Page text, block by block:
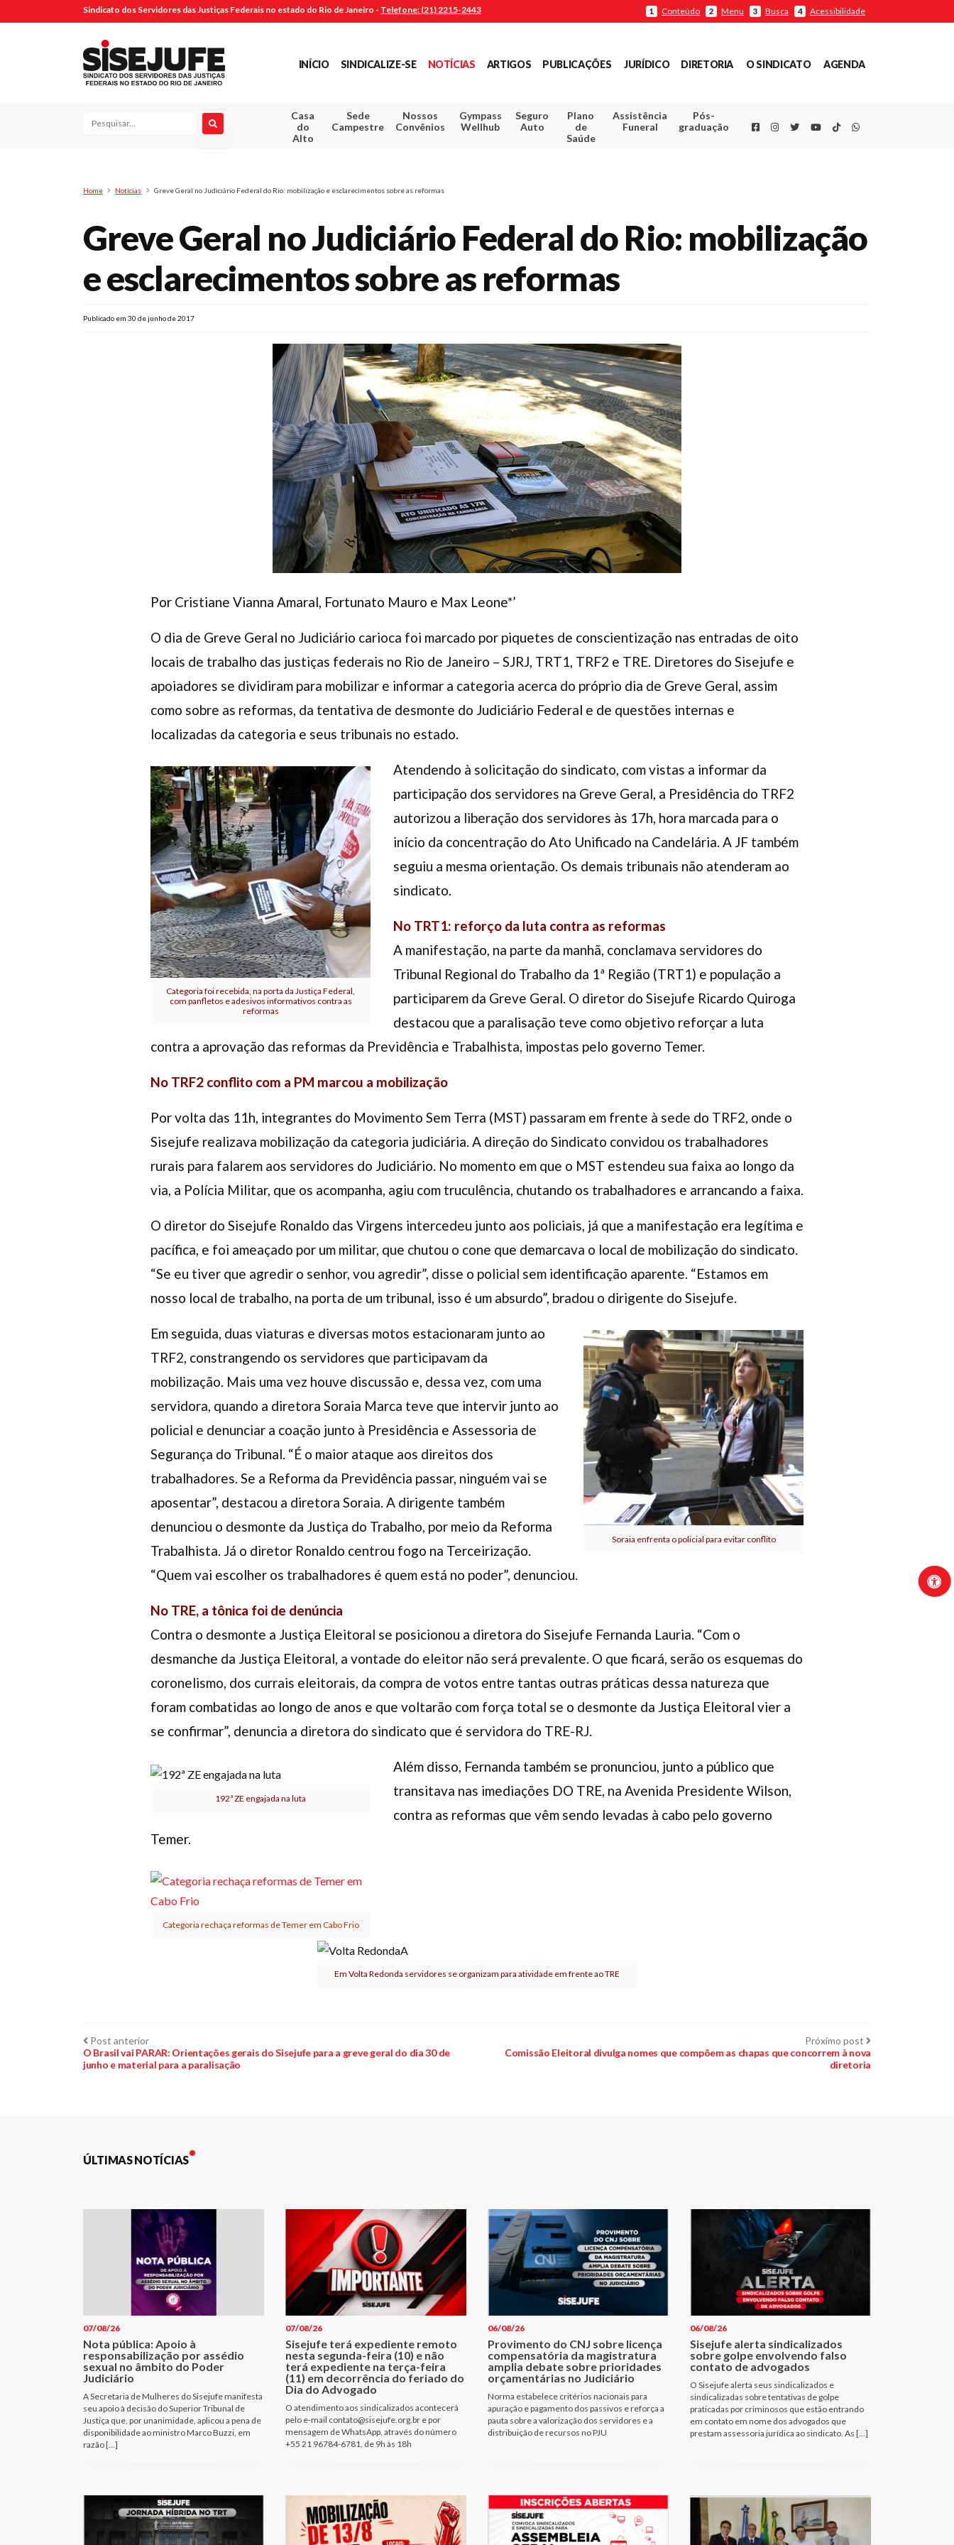
Sindicato dos Servidores das Justiças Federais no estado do Rio de Janeiro - Telefone: (21) 2215-2443 1 Conteúdo 2 Menu 3 Busca 4 Acessibilidade
INÍCIO SINDICALIZE-SE NOTÍCIAS ARTIGOS PUBLICAÇÕES JURÍDICO DIRETORIA O SINDICATO AGENDA
Pesquisa
Casa
do
Alto
Sede
Campestre
Nossos
Convênios
Gympass
Wellhub
Seguro
Auto
Plano
de
Saúde
Assistência
Funeral
Pós-
graduação
FacebookInstagram
TwitterYoutube
TikTokWhatsapp
Home Notícias Greve Geral no Judiciário Federal do Rio: mobilização e esclarecimentos sobre as reformas
Greve Geral no Judiciário Federal do Rio: mobilização
e esclarecimentos sobre as reformas
Publicado em 30 de junho de 2017
Por Cristiane Vianna Amaral, Fortunato Mauro e Max Leone*’
O dia de Greve Geral no Judiciário carioca foi marcado por piquetes de conscientização nas entradas de oito
locais de trabalho das justiças federais no Rio de Janeiro – SJRJ, TRT1, TRF2 e TRE. Diretores do Sisejufe e
apoiadores se dividiram para mobilizar e informar a categoria acerca do próprio dia de Greve Geral, assim
como sobre as reformas, da tentativa de desmonte do Judiciário Federal e de questões internas e
localizadas da categoria e seus tribunais no estado.
Categoria foi recebida, na porta da Justiça Federal,
com panfletos e adesivos informativos contra as
reformas
Atendendo à solicitação do sindicato, com vistas a informar da
participação dos servidores na Greve Geral, a Presidência do TRF2
autorizou a liberação dos servidores às 17h, hora marcada para o
início da concentração do Ato Unificado na Candelária. A JF também
seguiu a mesma orientação. Os demais tribunais não atenderam ao
sindicato.
No TRT1: reforço da luta contra as reformas
A manifestação, na parte da manhã, conclamava servidores do
Tribunal Regional do Trabalho da 1ª Região (TRT1) e população a
participarem da Greve Geral. O diretor do Sisejufe Ricardo Quiroga
destacou que a paralisação teve como objetivo reforçar a luta
contra a aprovação das reformas da Previdência e Trabalhista, impostas pelo governo Temer.
No TRF2 conflito com a PM marcou a mobilização
Por volta das 11h, integrantes do Movimento Sem Terra (MST) passaram em frente à sede do TRF2, onde o
Sisejufe realizava mobilização da categoria judiciária. A direção do Sindicato convidou os trabalhadores
rurais para falarem aos servidores do Judiciário. No momento em que o MST estendeu sua faixa ao longo da
via, a Polícia Militar, que os acompanha, agiu com truculência, chutando os trabalhadores e arrancando a faixa.
O diretor do Sisejufe Ronaldo das Virgens intercedeu junto aos policiais, já que a manifestação era legítima e
pacífica, e foi ameaçado por um militar, que chutou o cone que demarcava o local de mobilização do sindicato.
“Se eu tiver que agredir o senhor, vou agredir”, disse o policial sem identificação aparente. “Estamos em
nosso local de trabalho, na porta de um tribunal, isso é um absurdo”, bradou o dirigente do Sisejufe.
Soraia enfrenta o policial para evitar conflito
Em seguida, duas viaturas e diversas motos estacionaram junto ao
TRF2, constrangendo os servidores que participavam da
mobilização. Mais uma vez houve discussão e, dessa vez, com uma
servidora, quando a diretora Soraia Marca teve que intervir junto ao
policial e denunciar a coação junto à Presidência e Assessoria de
Segurança do Tribunal. “É o maior ataque aos direitos dos
trabalhadores. Se a Reforma da Previdência passar, ninguém vai se
aposentar”, destacou a diretora Soraia. A dirigente também
denunciou o desmonte da Justiça do Trabalho, por meio da Reforma
Trabalhista. Já o diretor Ronaldo centrou fogo na Terceirização.
“Quem vai escolher os trabalhadores é quem está no poder”, denunciou.
No TRE, a tônica foi de denúncia
Contra o desmonte a Justiça Eleitoral se posicionou a diretora do Sisejufe Fernanda Lauria. “Com o
desmanche da Justiça Eleitoral, a vontade do eleitor não será prevalente. O que ficará, serão os esquemas do
coronelismo, dos currais eleitorais, da compra de votos entre tantas outras práticas dessa natureza que
foram combatidas ao longo de anos e que voltarão com força total se o desmonte da Justiça Eleitoral vier a
se confirmar”, denuncia a diretora do sindicato que é servidora do TRE-RJ.
192ª ZE engajada na luta
Além disso, Fernanda também se pronunciou, junto a público que
transitava nas imediações DO TRE, na Avenida Presidente Wilson,
contra as reformas que vêm sendo levadas à cabo pelo governo
Temer.
Categoria rechaça reformas de Temer em Cabo Frio
Em Volta Redonda servidores se organizam para atividade em frente ao TRE
Navegação
de
Post anteriorPost
anterior:
O Brasil vai PARAR: Orientações gerais do Sisejufe para a greve geral do dia 30 de
junho e material para a paralisação
Próximo post Próximo
Comissão Eleitoral divulga nomes que compõem as chapas que concorrem à nova
diretoria
ÚLTIMAS NOTÍCIAS
07/08/26
Nota pública: Apoio à
responsabilização por assédio
sexual no âmbito do Poder
Judiciário
A Secretaria de Mulheres do Sisejufe manifesta
seu apoio à decisão do Superior Tribunal de
Justiça que, por unanimidade, aplicou a pena de
disponibilidade ao ministro Marco Buzzi, em
razão […]
07/08/26
Sisejufe terá expediente remoto
nesta segunda-feira (10) e não
terá expediente na terça-feira
(11) em decorrência do feriado do
Dia do Advogado
O atendimento aos sindicalizados acontecerá
pelo e-mail contato@sisejufe.org.br e por
mensagem de WhatsApp, através do número
+55 21 96784-6781, de 9h às 18h
06/08/26
Provimento do CNJ sobre licença
compensatória da magistratura
amplia debate sobre prioridades
orçamentárias no Judiciário
Norma estabelece critérios nacionais para
apuração e pagamento dos passivos e reforça a
pauta sobre a valorização dos servidores e a
distribuição de recursos no PJU
06/08/26
Sisejufe alerta sindicalizados
sobre golpe envolvendo falso
contato de advogados
O Sisejufe alerta seus sindicalizados e
sindicalizadas sobre tentativas de golpe
praticadas por criminosos que estão entrando
em contato em nome dos advogados que
prestam assessoria jurídica ao sindicato. As […]